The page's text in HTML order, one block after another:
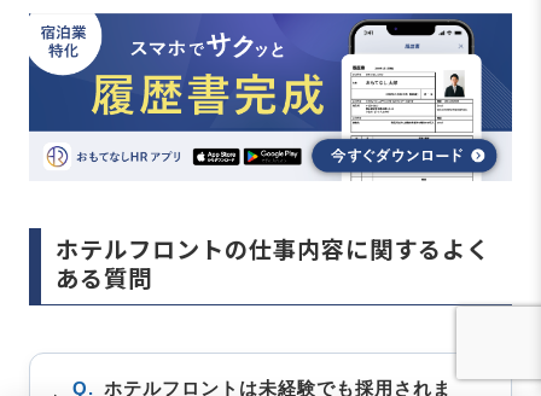
ホテルフロントの仕事内容に関するよく
ある質問
Q. ホテルフロントは未経験でも採用されま